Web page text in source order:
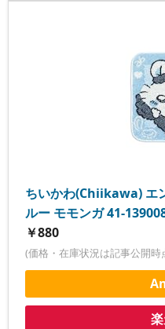
ちいかわ(Chiikawa) エ
ルー モモンガ 41-
￥880
(価格・在庫状況は記事公開時